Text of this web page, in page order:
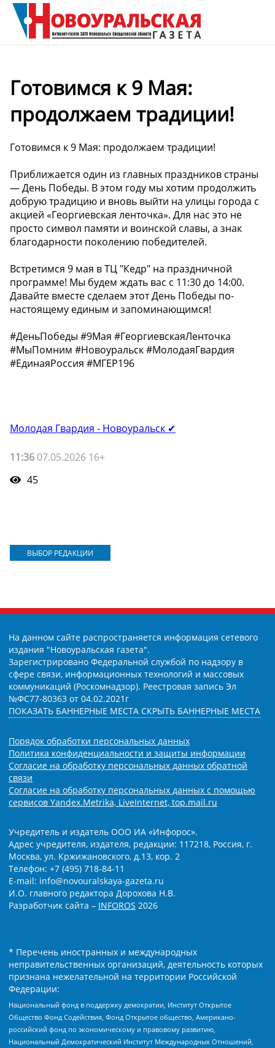
Готовимся к 9 Мая:
продолжаем традиции!
Готовимся к 9 Мая: продолжаем традиции!
Приближается один из главных праздников страны
— День Победы. В этом году мы хотим продолжить
добрую традицию и вновь выйти на улицы города с
акцией «Георгиевская ленточка». Для нас это не
просто символ памяти и воинской славы, а знак
благодарности поколению победителей.
Встретимся 9 мая в ТЦ "Кедр" на праздничной
программе! Мы будем ждать вас с 11:30 до 14:00.
Давайте вместе сделаем этот День Победы по-
настоящему единым и запоминающимся!
#ДеньПобеды #9Мая #ГеоргиевскаяЛенточка
#МыПомним #Новоуральск #МолодаяГвардия
#ЕдинаяРоссия #МГЕР196
Молодая Гвардия - Новоуральск ✔
11:36 07.05.2026 16+
45
ВЫБОР РЕДАКЦИИ
На данном сайте распространяется информация сетевого
издания "Новоуральская газета".
Зарегистрировано Федеральной службой по надзору в
сфере связи, информационных технологий и массовых
коммуникаций (Роскомнадзор). Реестровая запись Эл
№ФС77-80363 от 04.02.2021г
ПОКАЗАТЬ БАННЕРНЫЕ МЕСТА СКРЫТЬ БАННЕРНЫЕ МЕСТА
Порядок обработки персональных данных
Политика конфиденциальности и защиты информации
Согласие на обработку персональных данных обратной
связи
Согласие на обработку персональных данных с помощью
сервисов Yandex.Metrika, LiveInternet, top.mail.ru
Учредитель и издатель ООО ИА «Инфорос».
Адрес учредителя, издателя, редакции: 117218, Россия, г.
Москва, ул. Кржижановского, д.13, кор. 2
Телефон: +7 (495) 718-84-11
E-mail: info@novouralskaya-gazeta.ru
И.О. главного редактора Дорохова Н.В.
Разработчик сайта – INFOROS 2026
* Перечень иностранных и международных
неправительственных организаций, деятельность которых
признана нежелательной на территории Российской
Федерации:
Национальный фонд в поддержку демократии, Институт Открытое
Общество Фонд Содействия, Фонд Открытое общество, Американо-
российский фонд по экономическому и правовому развитию,
Национальный Демократический Институт Международных Отношений,